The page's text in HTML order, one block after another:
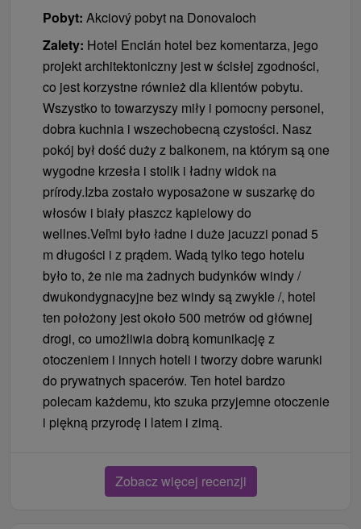
Pobyt: Akciový pobyt na Donovaloch
Zalety: Hotel Encián hotel bez komentarza, jego
projekt architektoniczny jest w ścisłej zgodności,
co jest korzystne również dla klientów pobytu.
Wszystko to towarzyszy miły i pomocny personel,
dobra kuchnia i wszechobecną czystości. Nasz
pokój był dość duży z balkonem, na którym są one
wygodne krzesła i stolik i ładny widok na
prírody.Izba zostało wyposażone w suszarkę do
włosów i biały płaszcz kąpielowy do
wellnes.Veľmi było ładne i duże jacuzzi ponad 5
m długości i z prądem. Wadą tylko tego hotelu
było to, że nie ma żadnych budynków windy /
dwukondygnacyjne bez windy są zwykle /, hotel
ten położony jest około 500 metrów od głównej
drogi, co umożliwia dobrą komunikację z
otoczeniem i innych hoteli i tworzy dobre warunki
do prywatnych spacerów. Ten hotel bardzo
polecam każdemu, kto szuka przyjemne otoczenie
i piękną przyrodę i latem i zimą.
Zobacz więcej recenzji